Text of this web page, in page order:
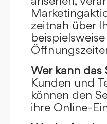
zeitnah über
Wer kann das
Kunden und
können den
ihre Online-